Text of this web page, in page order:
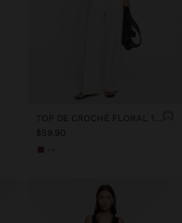
TOP DE CROCHÉ FLORAL 100% ALGODÓN
$59.90